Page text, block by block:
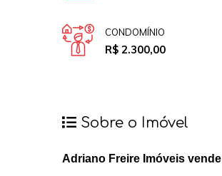
CONDOMÍNIO
R$ 2.300,00
Sobre o Imóvel
Adriano Freire Imóveis